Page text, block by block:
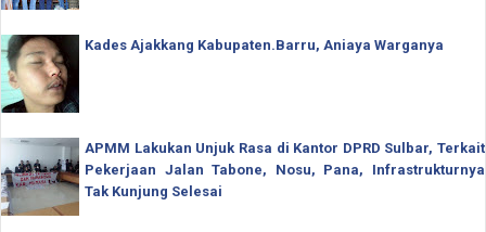
Kades Ajakkang Kabupaten.Barru, Aniaya Warganya
APMM Lakukan Unjuk Rasa di Kantor DPRD Sulbar, Terkait
Pekerjaan Jalan Tabone, Nosu, Pana, Infrastrukturnya
Tak Kunjung Selesai